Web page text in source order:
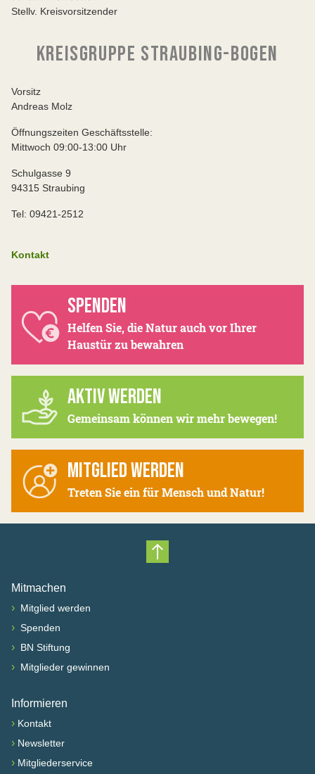
Stellv. Kreisvorsitzender
KREISGRUPPE STRAUBING-BOGEN
Vorsitz
Andreas Molz
Öffnungszeiten Geschäftsstelle:
Mittwoch 09:00-13:00 Uhr
Schulgasse 9
94315 Straubing
Tel: 09421-2512
Kontakt
SPENDEN
Helfen Sie, die Natur auch vor Ihrer
Haustür zu bewahren
AKTIV WERDEN
Gemeinsam können wir mehr bewegen!
MITGLIED WERDEN
Treten Sie ein für Mensch und Natur!
Nach oben scrollen
Mitmachen
› Mitglied werden
› Spenden
› BN Stiftung
› Mitglieder gewinnen
Informieren
› Kontakt
› Newsletter
› Mitgliederservice